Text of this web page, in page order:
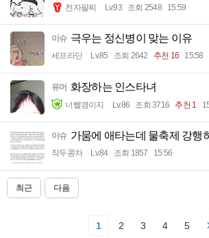
전자팔찌 Lv.93 조회 2548 15:59
이슈 극우는 정신병이 맞는 이유
세프라딘 Lv.85 조회 2642 추천 16 15:58
유머 화장하는 인스타녀
너빨갱이지 Lv.86 조회 3716 추천 1
이슈 가뭄에 애타는데 물축제 강행
작두콩차 Lv.84 조회 1857 15:56
최근 다음
1 2 3 4 5